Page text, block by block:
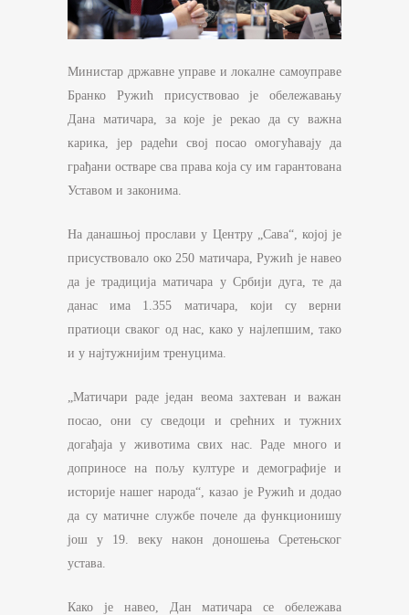
Министар државне управе и локалне самоуправе
Бранко Ружић присуствовао је обележавању
Дана матичара, за које је рекао да су важна
карика, јер радећи свој посао омогућавају да
грађани остваре сва права која су им гарантована
Уставом и законима.
На данашњој прослави у Центру „Сава“, којој је
присуствовало око 250 матичара, Ружић је навео
да је традиција матичара у Србији дуга, те да
данас има 1.355 матичара, који су верни
пратиоци сваког од нас, како у најлепшим, тако
и у најтужнијим тренуцима.
„Матичари раде један веома захтеван и важан
посао, они су сведоци и срећних и тужних
догађаја у животима свих нас. Раде много и
доприносе на пољу културе и демографије и
историје нашег народа“, казао је Ружић и додао
да су матичне службе почеле да функционишу
још у 19. веку након доношења Сретењског
устава.
Како је навео, Дан матичара се обележава